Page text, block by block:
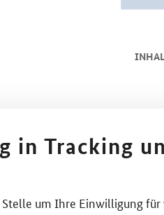
in Tracking
um Ihre Einwilligung